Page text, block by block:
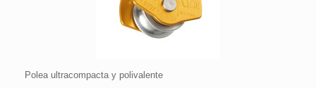
Polea ultracompacta y polivalente